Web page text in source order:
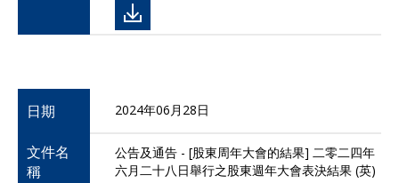
日期 2024年06月28日
文件名
稱
公告及通告 - [股東周年大會的結果] 二零二四年
六月二十八日舉行之股東週年大會表決結果 (英)